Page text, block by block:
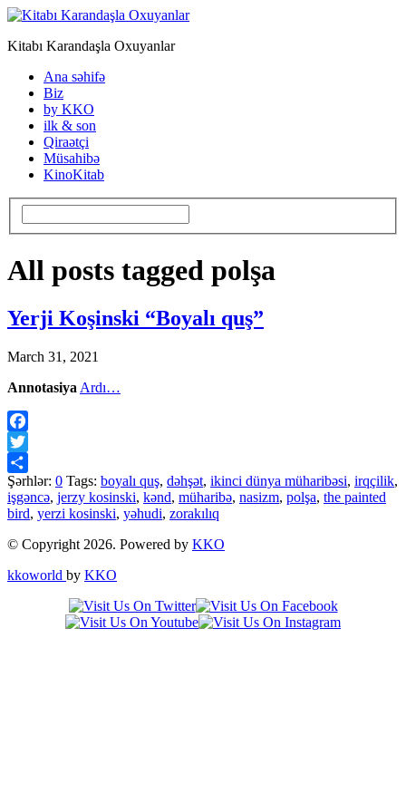
Kitabı Karandaşla Oxuyanlar
Ana səhifə
Biz
by KKO
ilk & son
Qiraətçi
Müsahibə
KinoKitab
All posts tagged polşa
Yerji Koşinski “Boyalı quş”
March 31, 2021
Annotasiya Ardı…
Facebook
Twitter
Share
Şərhlər: 0 Tags: boyalı quş, dəhşət, ikinci dünya müharibəsi, irqçilik,
işgəncə, jerzy kosinski, kənd, müharibə, nasizm, polşa, the painted
bird, yerzi kosinski, yəhudi, zorakılıq
© Copyright 2026. Powered by KKO
kkoworld by KKO